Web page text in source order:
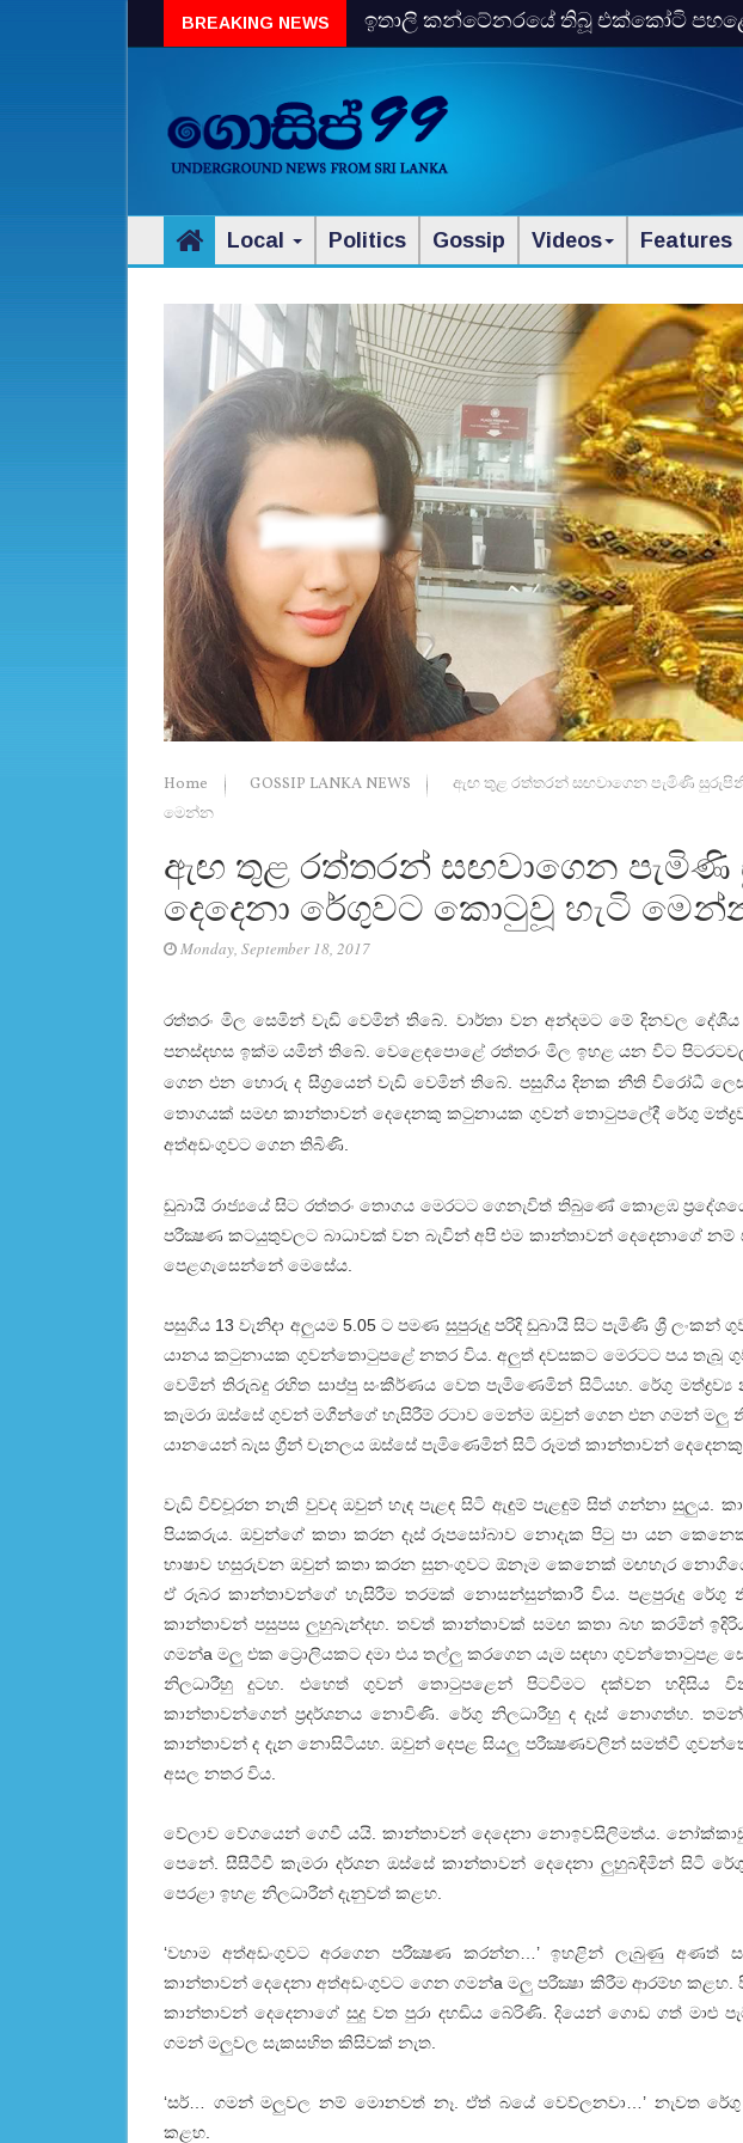
BREAKING NEWS
ඉතාලි කන්ටේනරයේ තිබූ එක්‌කෝටි
Local Politics Gossip Videos Features
Home GOSSIP LANKA NEWS
ඇඟ තුළ රත්තරන් සඟවාගෙන පැමිණි
මෙන්න
ඇඟ තුළ රත්තරන් සඟවාගෙන
දෙදෙනා රේගුවට කොටුවූ හැටි
Monday, September 18, 2017
රත්තරං මිල සෙමින් වැඩි වෙමින් තිබේ. වාර්තා වන අන්දමට මේ දිනවල
පනස්‌දහස ඉක්‌ම යමින් තිබේ. වෙළෙඳපොළේ රත්තරං මිල ඉහළ යන විට
ගෙන එන හොරු ද සීග්‍රයෙන් වැඩි වෙමින් තිබේ. පසුගිය දිනක නීති විරෝධී ලෙස
තොගයක්‌ සමඟ කාන්තාවන් දෙදෙනකු කටුනායක ගුවන් තොටුපලේදී රේගු
අත්අඩංගුවට ගෙන තිබිණි.
ඩුබායි රාජ්‍යයේ සිට රත්තරං තොගය මෙරටට ගෙනැවිත් තිබුණේ කොළඹ
පරීක්‍ෂණ කටයුතුවලට බාධාවක්‌ වන බැවින් අපි එම කාන්තාවන් දෙදෙනාගේ
පෙළගැසෙන්නේ මෙසේය.
පසුගිය 13 වැනිදා අලුයම 5.05 ට පමණ සුපුරුදු පරිදි ඩුබායි සිට පැමිණි ශ්‍රී
යානය කටුනායක ගුවන්තොටුපළේ නතර විය. අලුත් දවසකට මෙරටට පය තැබූ
වෙමින් තිරුබදු රහිත සාප්පු සංකීර්ණය වෙත පැමිණෙමින් සිටියහ. රේගු මත්ද්‍රව්‍ය
කැමරා ඔස්‌සේ ගුවන් මගීන්ගේ හැසිරීම් රටාව මෙන්ම ඔවුන් ගෙන එන ගමන් මලු
යානයෙන් බැස ග්‍රීන් චැනලය ඔස්‌සේ පැමිණෙමින් සිටි රූමත් කාන්තාවන් දෙදෙනකු
වැඩි විච්චූරන නැති වුවද ඔවුන් හැඳ පැළඳ සිටි ඇඳුම් පැළඳුම් සිත් ගන්නා සුලුය.
පියකරුය. ඔවුන්ගේ කතා කරන දෑස්‌ රූපසෝබාව නොදැක පිටු පා යන
භාෂාව හසුරුවන ඔවුන් කතා කරන සුනංගුවට ඕනෑම කෙනෙක්‌ මඟහැර
ඒ රූබර කාන්තාවන්ගේ හැසිරීම තරමක්‌ නොසන්සුන්කාරී විය. පළපුරුදු රේගු
කාන්තාවන් පසුපස ලුහුබැන්දහ. තවත් කාන්තාවක්‌ සමඟ කතා බහ කරමින්
ගමන්a මලු එක ට්‍රොලියකට දමා එය තල්ලු කරගෙන යැම සඳහා ගුවන්තොටුපළ
නිලධාරීහු දුටහ. එහෙත් ගුවන් තොටුපළෙන් පිටවීමට දක්‌වන හදිසිය
කාන්තාවන්ගෙන් ප්‍රදර්ශනය නොවිණි. රේගු නිලධාරීහු ද දෑස්‌ නොගත්හ.
කාන්තාවන් ද දැන නොසිටියහ. ඔවුන් දෙපළ සියලු පරීක්‍ෂණවලින් සමත්වී
අසල නතර විය.
වේලාව වේගයෙන් ගෙවී යයි. කාන්තාවන් දෙදෙනා නොඉවසිලිමත්ය.
පෙනේ. සීසීටීවී කැමරා දර්ශන ඔස්‌සේ කාන්තාවන් දෙදෙනා ලුහුබඳිමින් සිටි
පෙරළා ඉහළ නිලධාරීන් දැනුවත් කළහ.
‘වහාම අත්අඩංගුවට අරගෙන පරීක්‍ෂණ කරන්න…’ ඉහළින් ලැබුණු අණත්
කාන්තාවන් දෙදෙනා අත්අඩංගුවට ගෙන ගමන්a මලු පරීක්‍ෂා කිරීම ආරම්භ
කාන්තාවන් දෙදෙනාගේ සුදු වත පුරා දහඩිය බේරිණි. දියෙන් ගොඩ ගත් මාළු
ගමන් මලුවල සැකසහිත කිසිවක්‌ නැත.
‘සර්… ගමන් මලුවල නම් මොනවත් නෑ. ඒත් බයේ වෙව්ලනවා…’ නැවත
කළහ.